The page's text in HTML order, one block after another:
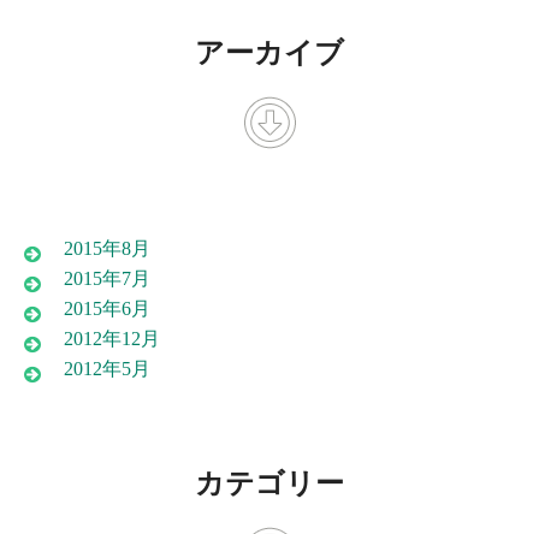
アーカイブ
2015年8月
2015年7月
2015年6月
2012年12月
2012年5月
カテゴリー